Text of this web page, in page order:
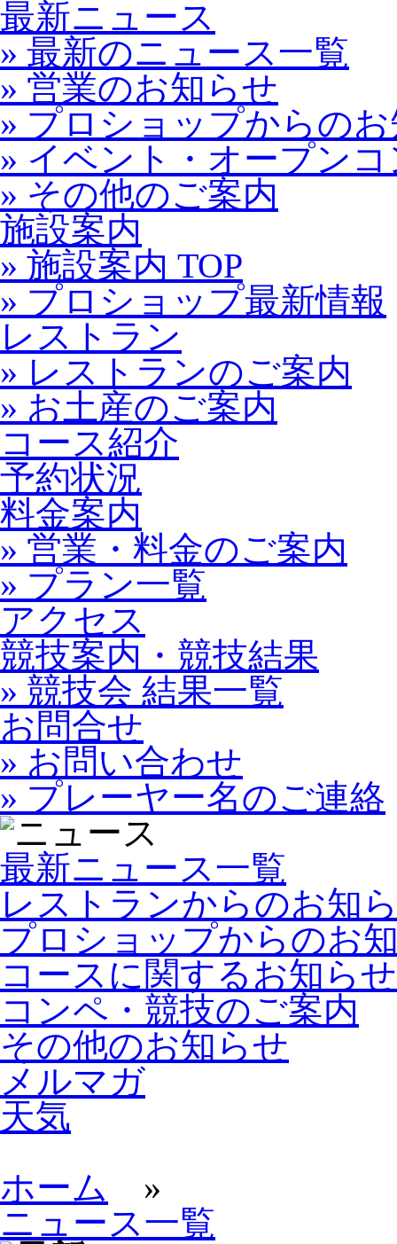
最新ニュース
» 最新のニュース一覧
» 営業のお知らせ
» プロショップからの
» イベント・オープン
» その他のご案内
施設案内
» 施設案内 TOP
» プロショップ最新情報
レストラン
» レストランのご案内
» お土産のご案内
コース紹介
予約状況
料金案内
» 営業・料金のご案内
» プラン一覧
アクセス
競技案内・競技結果
» 競技会 結果一覧
お問合せ
» お問い合わせ
» プレーヤー名のご連絡
最新ニュース一覧
レストランからのお知
プロショップからのお
コースに関するお知らせ
コンペ・競技のご案内
その他のお知らせ
メルマガ
天気
ホーム »
ニュース一覧